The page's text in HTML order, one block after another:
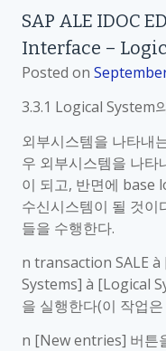
SAP ALE IDOC
Interface –
Posted on
3.3.1 Logical System
외부시스템을 나타내
우 외부시스템을 나
이 되고, 반면에 base
수신시스템이 될 것이
들을 수행한다.
n transaction SALE
Systems] à [Logical
을 실행한다(이 작업
n [New entries] 버튼